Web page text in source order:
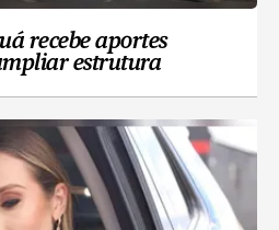
recebe aportes
estrutura